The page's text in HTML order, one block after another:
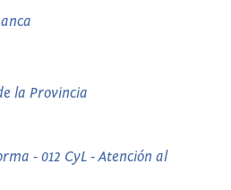
la Provincia
- 012 CyL - Atención al